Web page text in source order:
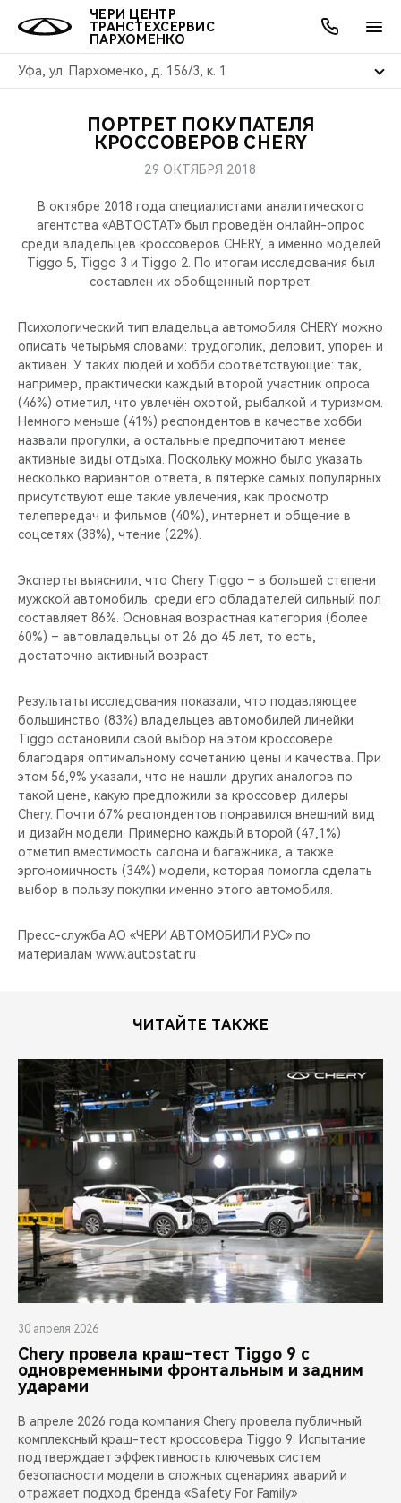
ЧЕРИ ЦЕНТР
ТРАНСТЕХСЕРВИС
ПАРХОМЕНКО
Уфа, ул. Пархоменко, д. 156/3, к. 1
МОДЕЛИ
КРОССОВЕРЫ
НОВИНКИ
ПОКУПАТЕЛЯМ
КРЕДИТ И СТРАХОВАНИЕ
ВЛАДЕЛЬЦАМ
ЗАПЧАСТИ И АКСЕССУАРЫ
ПОДДЕРЖКА
МИР CHERY
О БРЕНДЕ
CHERY В СОЦСЕТЯХ
БЛАГОТВОРИТЕЛЬНОСТЬ
CHERY REMOTE
CHERY И СПОРТ
НАШИ МЕРОПРИЯТИЯ
ВИДЕООБЗОРЫ
CHERY ДЛЯ ДЕТЕЙ
АКЦИИ
ОНЛАЙН СЕРВИСЫ
КРЕДИТ
О КОМПАНИИ
МЫ В СОЦСЕТЯХ
ПОРТРЕТ ПОКУПАТЕЛЯ
КРОССОВЕРОВ CHERY
29 ОКТЯБРЯ 2018
В октябре 2018 года специалистами аналитического
агентства «АВТОСТАТ» был проведён онлайн-опрос
среди владельцев кроссоверов CHERY, а именно моделей
Tiggo 5, Tiggo 3 и Tiggo 2. По итогам исследования был
составлен их обобщенный портрет.
Психологический тип владельца автомобиля CHERY можно
описать четырьмя словами: трудоголик, деловит, упорен и
активен. У таких людей и хобби соответствующие: так,
например, практически каждый второй участник опроса
(46%) отметил, что увлечён охотой, рыбалкой и туризмом.
Немного меньше (41%) респондентов в качестве хобби
назвали прогулки, а остальные предпочитают менее
активные виды отдыха. Поскольку можно было указать
несколько вариантов ответа, в пятерке самых популярных
присутствуют еще такие увлечения, как просмотр
телепередач и фильмов (40%), интернет и общение в
соцсетях (38%), чтение (22%).
Эксперты выяснили, что Chery Tiggo – в большей степени
мужской автомобиль: среди его обладателей сильный пол
составляет 86%. Основная возрастная категория (более
60%) – автовладельцы от 26 до 45 лет, то есть,
достаточно активный возраст.
Результаты исследования показали, что подавляющее
большинство (83%) владельцев автомобилей линейки
Tiggo остановили свой выбор на этом кроссовере
благодаря оптимальному сочетанию цены и качества. При
этом 56,9% указали, что не нашли других аналогов по
такой цене, какую предложили за кроссовер дилеры
Chery. Почти 67% респондентов понравился внешний вид
и дизайн модели. Примерно каждый второй (47,1%)
отметил вместимость салона и багажника, а также
эргономичность (34%) модели, которая помогла сделать
выбор в пользу покупки именно этого автомобиля.
Пресс-служба АО «ЧЕРИ АВТОМОБИЛИ РУС» по
материалам www.autostat.ru
ЧИТАЙТЕ ТАКЖЕ
30 апреля 2026
Chery провела краш-тест Tiggo 9 с
одновременными фронтальным и задним
ударами
В апреле 2026 года компания Chery провела публичный
комплексный краш-тест кроссовера Tiggo 9. Испытание
подтверждает эффективность ключевых систем
безопасности модели в сложных сценариях аварий и
отражает подход бренда «Safety For Family»